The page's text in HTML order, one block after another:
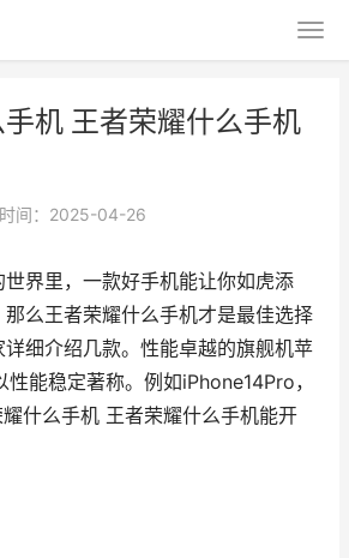
机 王者荣耀什么手机
间：2025-04-26
界里，一款好手机能让你如虎添
么王者荣耀什么手机才是最佳选择
细介绍几款。性能卓越的旗舰机苹
能稳定著称。例如iPhone14Pro，
什么手机 王者荣耀什么手机能开